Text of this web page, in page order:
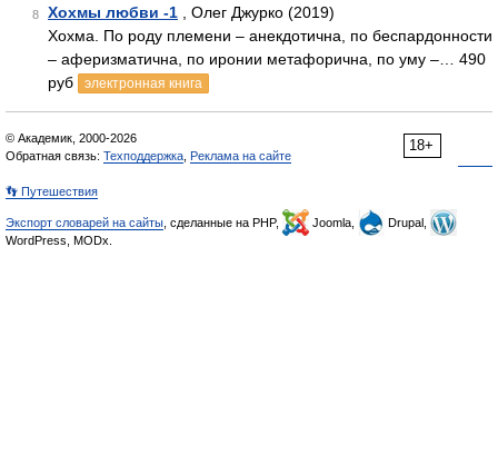
8 Хохмы любви -1 , Олег Джурко (2019)
Хохма. По роду племени – анекдотична, по беспардонности
– аферизматична, по иронии метафорична, по уму –… 490
руб
электронная книга
18+
© Академик, 2000-2026
Обратная связь: Техподдержка Реклама на сайте
👣 Путешествия
Экспорт словарей на сайты , сделанные на PHP, Joomla,
Drupal,
WordPress, MODx.